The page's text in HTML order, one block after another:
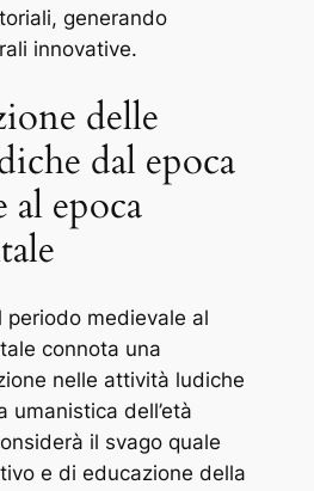
generando
innovative.
delle
dal epoca
al epoca
periodo medievale al
connota una
nelle attività ludiche
umanistica dell’età
il svago quale
e di educazione della